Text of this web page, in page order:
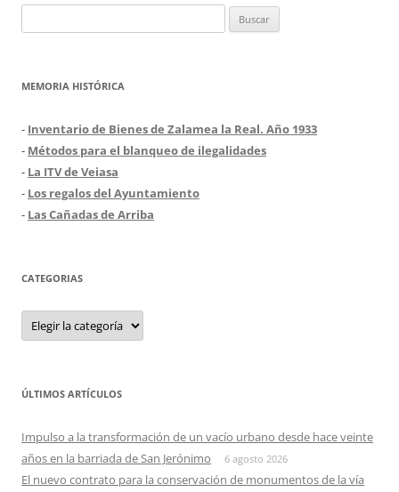
MEMORIA HISTÓRICA
- Inventario de Bienes de Zalamea la Real. Año 1933
- Métodos para el blanqueo de ilegalidades
- La ITV de Veiasa
- Los regalos del Ayuntamiento
- Las Cañadas de Arriba
CATEGORIAS
Categorias
ÚLTIMOS ARTÍCULOS
Impulso a la transformación de un vacío urbano desde hace veinte
años en la barriada de San Jerónimo
6 agosto 2026
El nuevo contrato para la conservación de monumentos de la vía